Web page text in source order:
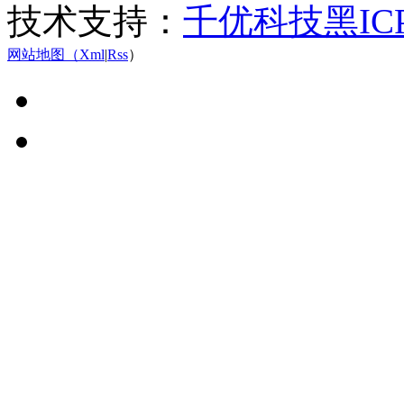
技术支持： 千优科技黑
网站地图（Xml|Rss）